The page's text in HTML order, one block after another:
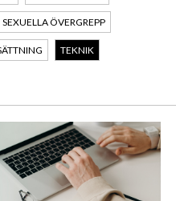
SEXUELLA ÖVERGREPP
TEKNIK